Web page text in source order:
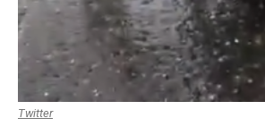
Twitter